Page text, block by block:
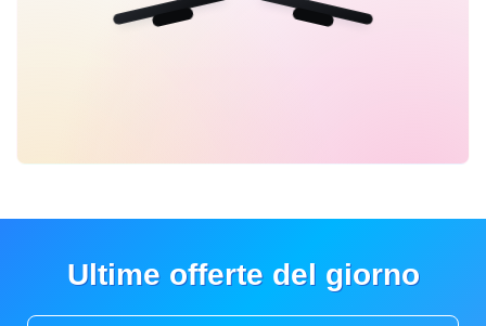
Ultime offerte del giorno